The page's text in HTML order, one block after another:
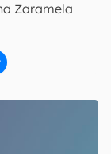
Zaramela
Termos de